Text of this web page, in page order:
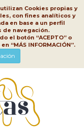
Cookies propias y
con fines analíticos y
en base a un perfil
de navegación.
el botón “ACEPTO” o
“MÁS INFORMACIÓN”.